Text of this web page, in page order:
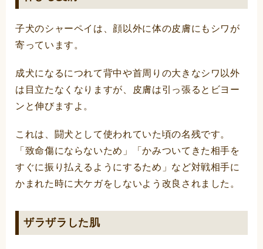
子犬のシャーペイは、顔以外に体の皮膚にもシワが
寄っています。
成犬になるにつれて背中や首周りの大きなシワ以外
は目立たなくなりますが、皮膚は引っ張るとビヨー
ンと伸びますよ。
これは、闘犬として使われていた頃の名残です。
「致命傷にならないため」「かみついてきた相手を
すぐに振り払えるようにするため」など対戦相手に
かまれた時に大ケガをしないよう改良されました。
ザラザラした肌